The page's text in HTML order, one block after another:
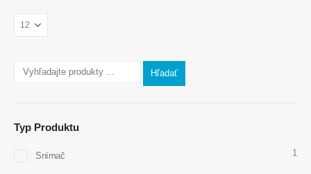
Hľadať
Typ Produktu
Snímač 1
Kontaktujte nás
Whatsapp
Wechat : 18569903598